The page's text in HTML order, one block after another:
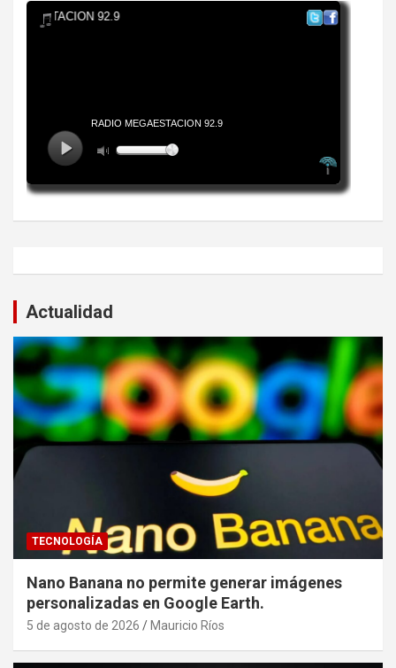
Actualidad
TECNOLOGÍA
Nano Banana no permite generar imágenes
personalizadas en Google Earth.
5 de agosto de 2026 Mauricio Ríos